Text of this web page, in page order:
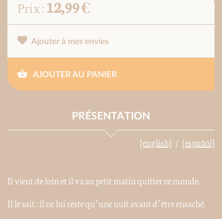
Prix :12,99 €
Ajouter à mes envies
AJOUTER AU PANIER
PRÉSENTATION
[english] [español]
Il vient de loin et il va au petit matin quitter ce monde.
Il le sait : il ne lui reste qu’une nuit avant d’être ensaché.